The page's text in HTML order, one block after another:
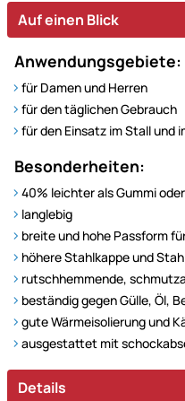
Auf einen Blick
Anwendungsgebiete:
für Damen und Herren
für den täglichen Gebrauch
für den Einsatz im Stall und
Besonderheiten:
40% leichter als Gummi
langlebig
breite und hohe Passform
höhere Stahlkappe und
rutschhemmende,
beständig gegen Gülle, Öl,
gute Wärmeisolierung und
ausgestattet mit
Details